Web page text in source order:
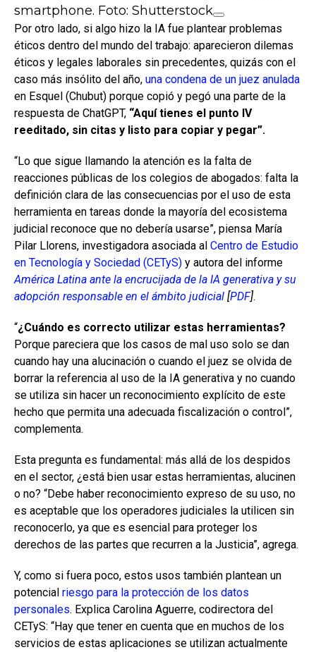
smartphone. Foto: Shutterstock
Por otro lado, si algo hizo la IA fue plantear problemas
éticos dentro del mundo del trabajo: aparecieron dilemas
éticos y legales laborales sin precedentes, quizás con el
caso más insólito del año, una condena de un juez anulada
en Esquel (Chubut) porque copió y pegó una parte de la
respuesta de ChatGPT, “Aquí tienes el punto IV
reeditado, sin citas y listo para copiar y pegar”.
“Lo que sigue llamando la atención es la falta de
reacciones públicas de los colegios de abogados: falta la
definición clara de las consecuencias por el uso de esta
herramienta en tareas donde la mayoría del ecosistema
judicial reconoce que no debería usarse”, piensa María
Pilar Llorens, investigadora asociada al Centro de Estudio
en Tecnología y Sociedad (CETyS) y autora del informe
América Latina ante la encrucijada de la IA generativa y su
adopción responsable en el ámbito judicial [PDF].
“¿Cuándo es correcto utilizar estas herramientas?
Porque pareciera que los casos de mal uso solo se dan
cuando hay una alucinación o cuando el juez se olvida de
borrar la referencia al uso de la IA generativa y no cuando
se utiliza sin hacer un reconocimiento explícito de este
hecho que permita una adecuada fiscalización o control”,
complementa.
Esta pregunta es fundamental: más allá de los despidos
en el sector, ¿está bien usar estas herramientas, alucinen
o no? “Debe haber reconocimiento expreso de su uso, no
es aceptable que los operadores judiciales la utilicen sin
reconocerlo, ya que es esencial para proteger los
derechos de las partes que recurren a la Justicia”, agrega.
Y, como si fuera poco, estos usos también plantean un
potencial riesgo para la protección de los datos
personales. Explica Carolina Aguerre, codirectora del
CETyS: “Hay que tener en cuenta que en muchos de los
servicios de estas aplicaciones se utilizan actualmente